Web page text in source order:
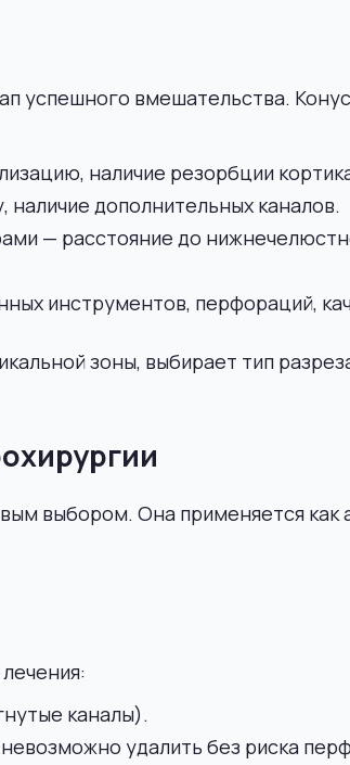
успешного вмешательства.
наличие резорбции
дополнительных каналов.
— расстояние до
инструментов, перфораций,
зоны, выбирает тип
выбором. Она применяется
каналы).
удалить без риска